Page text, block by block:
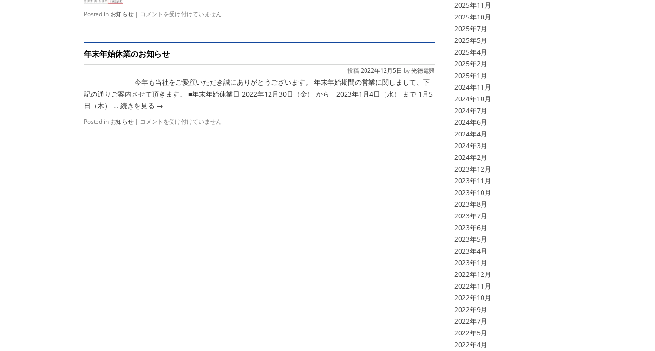
Posted in お知らせ | 当
教
育
シ
ス
ム
が
新
聞
掲
コメントを受け付けていません
年末年始休業のお知らせ
投稿 2022年12月5日 by光徳電興
今年も当社をご愛顧いただき誠にありがとうございます。 年末年始期間の営業に関しまして、下
記の通りご案内させて頂きます。 ■年末年始休業日 2022年12月30日（金） から 2023年1月4日（水） まで 1月5
日（木） … 続きを見る →
Posted in お知らせ | 年
コメントを受け付けていません
2025年11月
2025年10月
2025年7月
2025年5月
2025年4月
2025年2月
2025年1月
2024年11月
2024年10月
2024年7月
2024年6月
2024年4月
2024年3月
2024年2月
2023年12月
2023年11月
2023年10月
2023年8月
2023年7月
2023年6月
2023年5月
2023年4月
2023年1月
2022年12月
2022年11月
2022年10月
2022年9月
2022年7月
2022年5月
2022年4月